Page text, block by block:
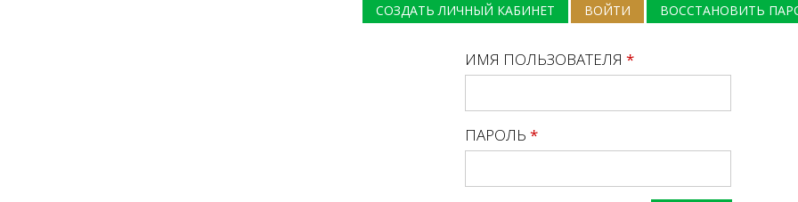
СОЗДАТЬ ЛИЧНЫЙ КАБИНЕТ ВОЙТИ (АКТИВНАЯ ВКЛАДКА)
ВОССТАНОВИТЬ
ИМЯ ПОЛЬЗОВАТЕЛЯ *
ПАРОЛЬ *